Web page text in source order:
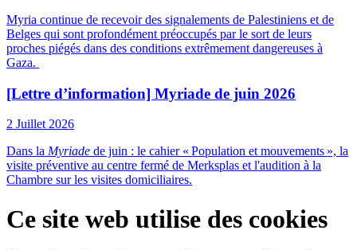
Myria continue de recevoir des signalements de Palestiniens et de
Belges qui sont profondément préoccupés par le sort de leurs
proches piégés dans des conditions extrêmement dangereuses à
Gaza.
[Lettre d’information] Myriade de juin 2026
2 Juillet 2026
Dans la Myriade de juin : le cahier « Population et mouvements », la
visite préventive au centre fermé de Merksplas et l'audition à la
Chambre sur les visites domiciliaires.
Ce site web utilise des cookies